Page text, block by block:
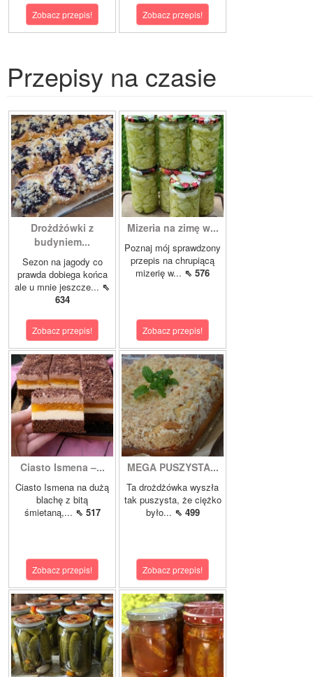
Zobacz przepis! Zobacz przepis!
Przepisy na czasie
Drożdżówki z
budyniem...
Sezon na jagody co
prawda dobiega końca
ale u mnie jeszcze... ⇖
634
Zobacz przepis!
Mizeria na zimę w...
Poznaj mój sprawdzony
przepis na chrupiącą
mizerię w... ⇖ 576
Zobacz przepis!
Ciasto Ismena –...
Ciasto Ismena na dużą
blachę z bitą
śmietaną,... ⇖ 517
Zobacz przepis!
MEGA PUSZYSTA...
Ta drożdżówka wyszła
tak puszysta, że ciężko
było... ⇖ 499
Zobacz przepis!